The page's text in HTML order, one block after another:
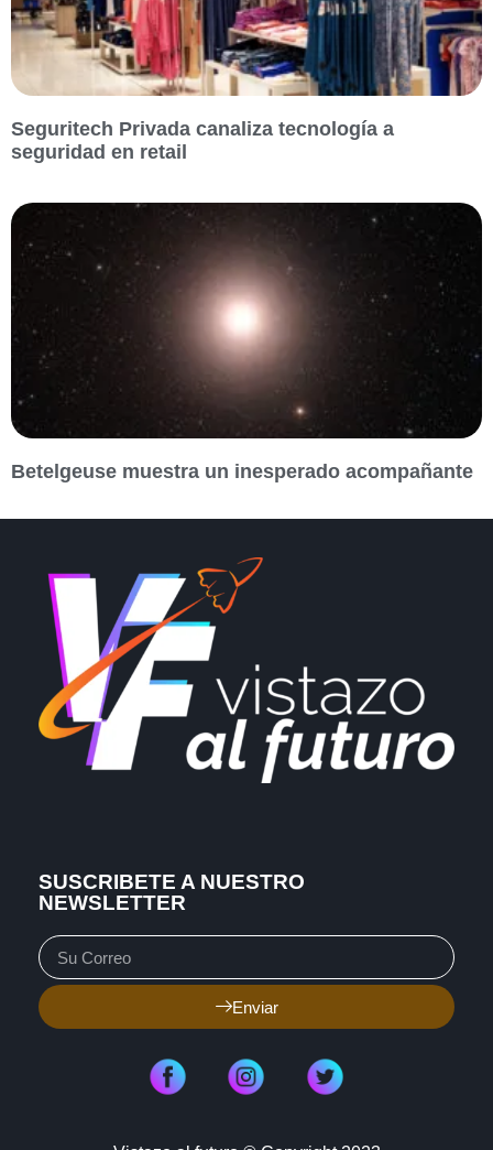
Seguritech Privada canaliza tecnología a
seguridad en retail
Betelgeuse muestra un inesperado acompañante
SUSCRIBETE A NUESTRO
NEWSLETTER
Enviar